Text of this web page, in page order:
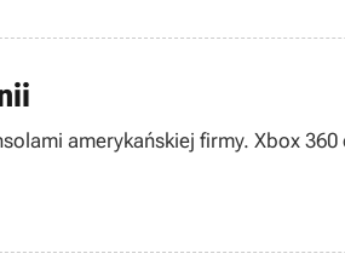
amerykańskiej firmy. Xbox